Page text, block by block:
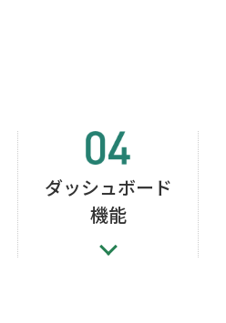
ダッシュボード
機能